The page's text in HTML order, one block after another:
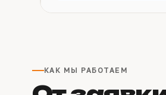
КАК МЫ РАБОТАЕМ